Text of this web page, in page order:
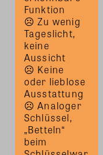
Funktion
☹ Zu wenig
Tageslicht,
keine
Aussicht
☹ Keine
oder lieblose
Ausstattung
☹ Analoger
Schlüssel,
„Betteln“
beim